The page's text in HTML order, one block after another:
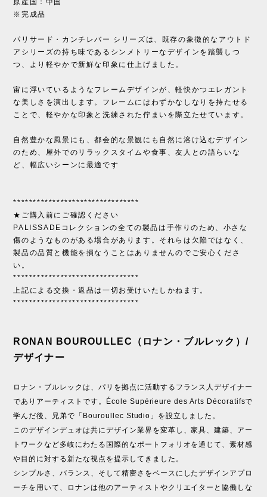
原産国：中国
※完成品
パリサード・カンチレバー シリーズは、既存の象徴的なアウトド
アシリーズの持ち味であるシンメトリーなデザインを踏襲しつ
つ、より軽やかで新鮮な印象に仕上げました。
宙に浮いているようなフレームデザインが、軽快かつエレガント
な美しさを演出します。フレームにはわずかなしなりを持たせる
ことで、軽やかな印象と洗練された佇まいを際立たせています。
自然豊かな風景にも、都会的な景観にも自然に溶け込むデザイン
のため、屋外でのリラックスタイムや食事、友人との語らいな
ど、幅広いシーンに最適です
********************************
★ご購入前にご確認ください
PALISSADEコレクションの全ての製品は手作りのため、小さな
傷のようなものがある場合があります。それらは欠陥ではなく、
製品の品質と機能を損なうことはありませんのでご安心くださ
い。
********************************
上記による交換・返品は一切お受けいたしかねます。
********************************
RONAN BOUROULLEC（ロナン・ブルレック）/
デザイナー
ロナン・ブルレックは、パリを拠点に活動するフランス人デザイナー
でありアーティストです。École Supérieure des Arts Décoratifsで
学んだ後、兄弟で「Bouroullec Studio」を設立しました。
このデザインデュオは共にデザイン業界を変革し、家具、建築、アー
トワークなど多岐にわたる国際的なポートフォリオを通じて、素材感
や目的に対する新たな視点を提示してきました。
シンプルさ、バランス、そして精密さをベースにしたデザインアプロ
ーチを用いて、ロナンは他のアーティストやクリエイターと協働しな